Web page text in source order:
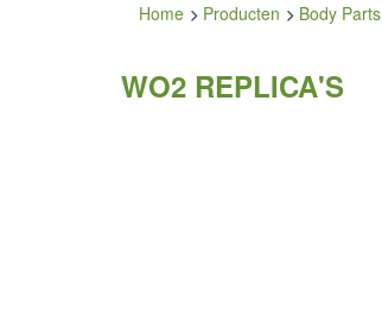
Home Producten Body Parts
WO2 REPLICA'S